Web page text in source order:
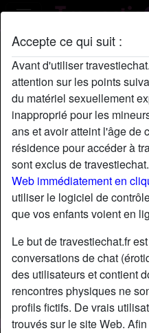
Accepte ce qui suit :
Avant d'utiliser
attention sur les points
du matériel sexuellement
inapproprié pour les
ans et avoir atteint l'âge de
résidence pour accéder à
sont exclus de
Web immédiatement en
utiliser le logiciel de
que vos enfants voient en
Le but de travestiechat.fr
conversations de chat
des utilisateurs et contient
rencontres physiques ne
profils fictifs. De vrais
trouvés sur le site Web.
Profil de
starAjouter